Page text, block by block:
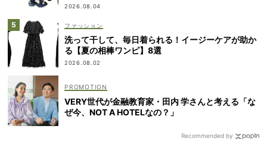
2026.08.04
ファッション
洗って干して、毎日着られる！イージーケアが助か
る【夏の相棒ワンピ】8選
2026.08.02
VERY世代が金融教育家・田内 学さんと考える「な
ぜ今、NOT A HOTELなの？」
Recommended by